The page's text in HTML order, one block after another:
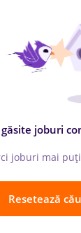
joburi
joburi mai
Resetează